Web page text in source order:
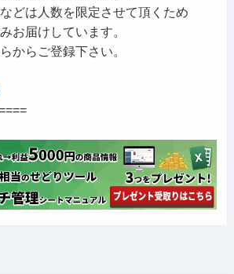
どは人数を限定させて頂くため
お届けしています。
からご登録下さい。